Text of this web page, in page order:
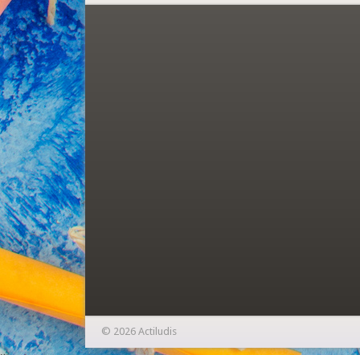
© 2026 Actiludis